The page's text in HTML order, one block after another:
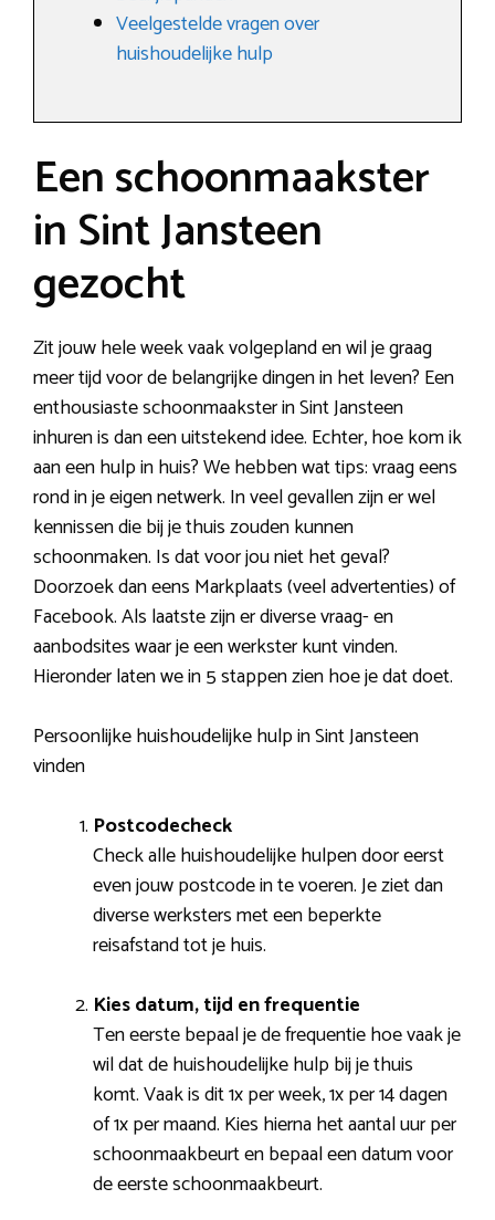
Veelgestelde vragen over
huishoudelijke hulp
Een schoonmaakster
in Sint Jansteen
gezocht
Zit jouw hele week vaak volgepland en wil je graag
meer tijd voor de belangrijke dingen in het leven? Een
enthousiaste schoonmaakster in Sint Jansteen
inhuren is dan een uitstekend idee. Echter, hoe kom ik
aan een hulp in huis? We hebben wat tips: vraag eens
rond in je eigen netwerk. In veel gevallen zijn er wel
kennissen die bij je thuis zouden kunnen
schoonmaken. Is dat voor jou niet het geval?
Doorzoek dan eens Markplaats (veel advertenties) of
Facebook. Als laatste zijn er diverse vraag- en
aanbodsites waar je een werkster kunt vinden.
Hieronder laten we in 5 stappen zien hoe je dat doet.
Persoonlijke huishoudelijke hulp in Sint Jansteen
vinden
Postcodecheck
Check alle huishoudelijke hulpen door eerst
even jouw postcode in te voeren. Je ziet dan
diverse werksters met een beperkte
reisafstand tot je huis.
Kies datum, tijd en frequentie
Ten eerste bepaal je de frequentie hoe vaak je
wil dat de huishoudelijke hulp bij je thuis
komt. Vaak is dit 1x per week, 1x per 14 dagen
of 1x per maand. Kies hierna het aantal uur per
schoonmaakbeurt en bepaal een datum voor
de eerste schoonmaakbeurt.